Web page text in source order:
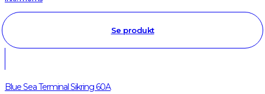
Se produkt
Blue Sea Terminal Sikring 60A